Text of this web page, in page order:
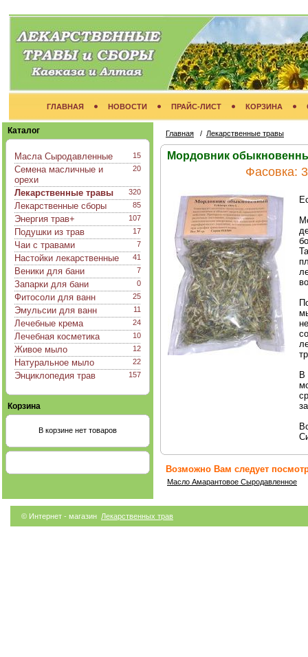
ГЛАВНАЯ НОВОСТИ ПРАЙС-ЛИСТ КОРЗИНА
Каталог
15
Масла Сыродавленные
20
Семена масличные и
орехи
320
Лекарственные травы
85
Лекарственные сборы
107
Энергия трав+
17
Подушки из трав
7
Чаи с травами
41
Настойки лекарственные
7
Веники для бани
0
Запарки для бани
25
Фитосоли для ванн
11
Эмульсии для ванн
24
Лечебные крема
10
Лечебная косметика
12
Живое мыло
22
Натуральное мыло
157
Энциклопедия трав
Корзина
В корзине нет товаров
Главная / Лекарственные травы
Мордовник
Фасовка:
В
Возможно Вам следует
Масло Амарантовое Сыродавленное
© Интернет - магазин Лекарственных трав